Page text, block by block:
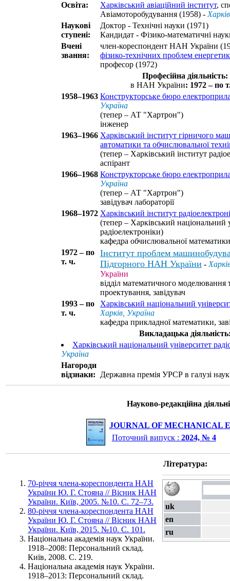
Освіта:
Харківський авіаційний інститут,
Авіамоторобудування (1958) -
Наукові
ступені:
Доктор - Технічні науки (1971)
Кандидат - Фізико-математичні
Вчені
звання:
член-кореспондент НАН України
фізико-технічних проблем
професор (1972)
Професійна діяльність:
в НАН України: 1972 – по
1958–1963 Конструкторське бюро
Україна
(тепер – АТ "Хартрон")
інженер
1963–1966 Харківський інститут гірничого
автоматики та обчислювальної
(тепер – Харківський інститут
аспірант
1966–1968 Конструкторське бюро
Україна
(тепер – АТ "Хартрон")
завідувач лабораторії
1968–1972 Харківський інститут
(тепер – Харківський національний
радіоелектроніки)
кафедра обчислювальної
1972 – по
т. ч.
Інститут проблем
Підгорного НАН України -
України
відділ математичного моделювання
проектування, завідувач
1993 – по
т. ч.
Харківський національний
Харків, Україна
кафедра прикладної математики,
Викладацька
Харківський національний університет
Україна
Нагороди
відзнаки:
Державна премія УРСР в галузі
Науково-редакційна
JOURNAL OF MECHANICAL
Поточний випуск : 2024, № 4
Література:
70-річчя члена-кореспондента НАН
України Ю. Г. Стояна // Вісник НАН
України. Київ, 2005. №10. С. 72–73.
80-річчя члена-кореспондента НАН
України Ю. Г. Стояна // Вісник НАН
України. Київ, 2015. №10. С. 101.
Національна академія наук України.
1918–2008: Персональний склад.
Київ, 2008. С. 219.
Національна академія наук України.
1918–2013: Персональний склад.
uk
en
ru